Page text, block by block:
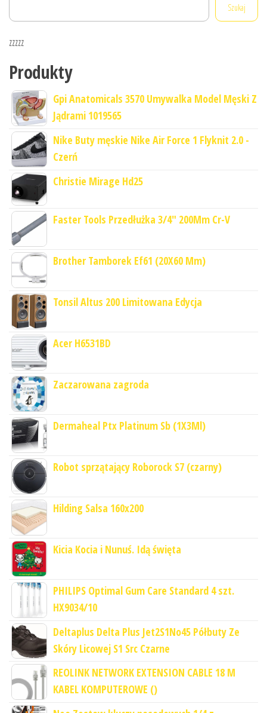
Szukaj
zzzzz
Produkty
Gpi Anatomicals 3570 Umywalka Model Męski Z
Jądrami 1019565
Nike Buty męskie Nike Air Force 1 Flyknit 2.0 -
Czerń
Christie Mirage Hd25
Faster Tools Przedłużka 3/4" 200Mm Cr-V
Brother Tamborek Ef61 (20X60 Mm)
Tonsil Altus 200 Limitowana Edycja
Acer H6531BD
Zaczarowana zagroda
Dermaheal Ptx Platinum Sb (1X3Ml)
Robot sprzątający Roborock S7 (czarny)
Hilding Salsa 160x200
Kicia Kocia i Nunuś. Idą święta
PHILIPS Optimal Gum Care Standard 4 szt.
HX9034/10
Deltaplus Delta Plus Jet2S1No45 Półbuty Ze
Skóry Licowej S1 Src Czarne
REOLINK NETWORK EXTENSION CABLE 18 M
KABEL KOMPUTEROWE ()